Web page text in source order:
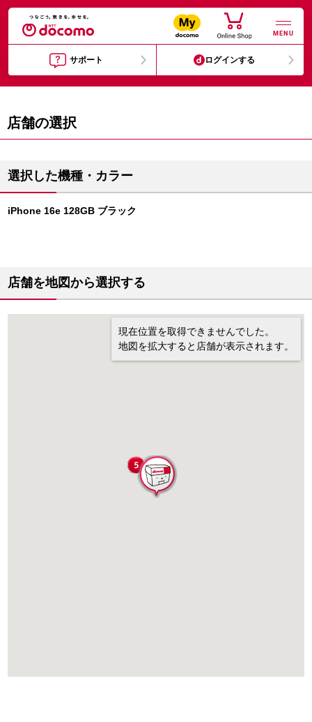
MENU
サポート ログインする
店舗の選択
選択した機種・カラー
iPhone 16e 128GB ブラック
店舗を地図から選択する
現在位置を取得できませんでした。
地図を拡大すると店舗が表示されます。